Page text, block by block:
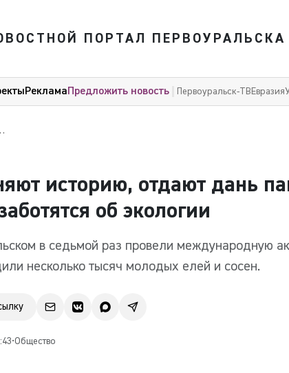
ПОРТАЛ ПЕРВОУРАЛЬСКА
РекламаПредложить новость Первоуральск-ТВ Евразия
историю, отдают дань
об экологии
в седьмой раз провели международную
несколько тысяч молодых елей и сосен.
•Общество